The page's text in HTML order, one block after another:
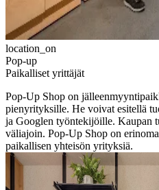
location_on
Pop-up
Paikalliset yrittäjät
Pop-Up Shop on
pienyrityksille. He voivat esitellä
ja Googlen työntekijöille. Kaupan
väliajoin. Pop-Up Shop on
paikallisen yhteisön yrityksiä.